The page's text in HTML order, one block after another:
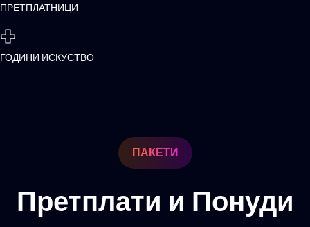
ПРЕТПЛАТНИЦИ
+
ГОДИНИ ИСКУСТВО
ПАКЕТИ
Претплати и Понуди